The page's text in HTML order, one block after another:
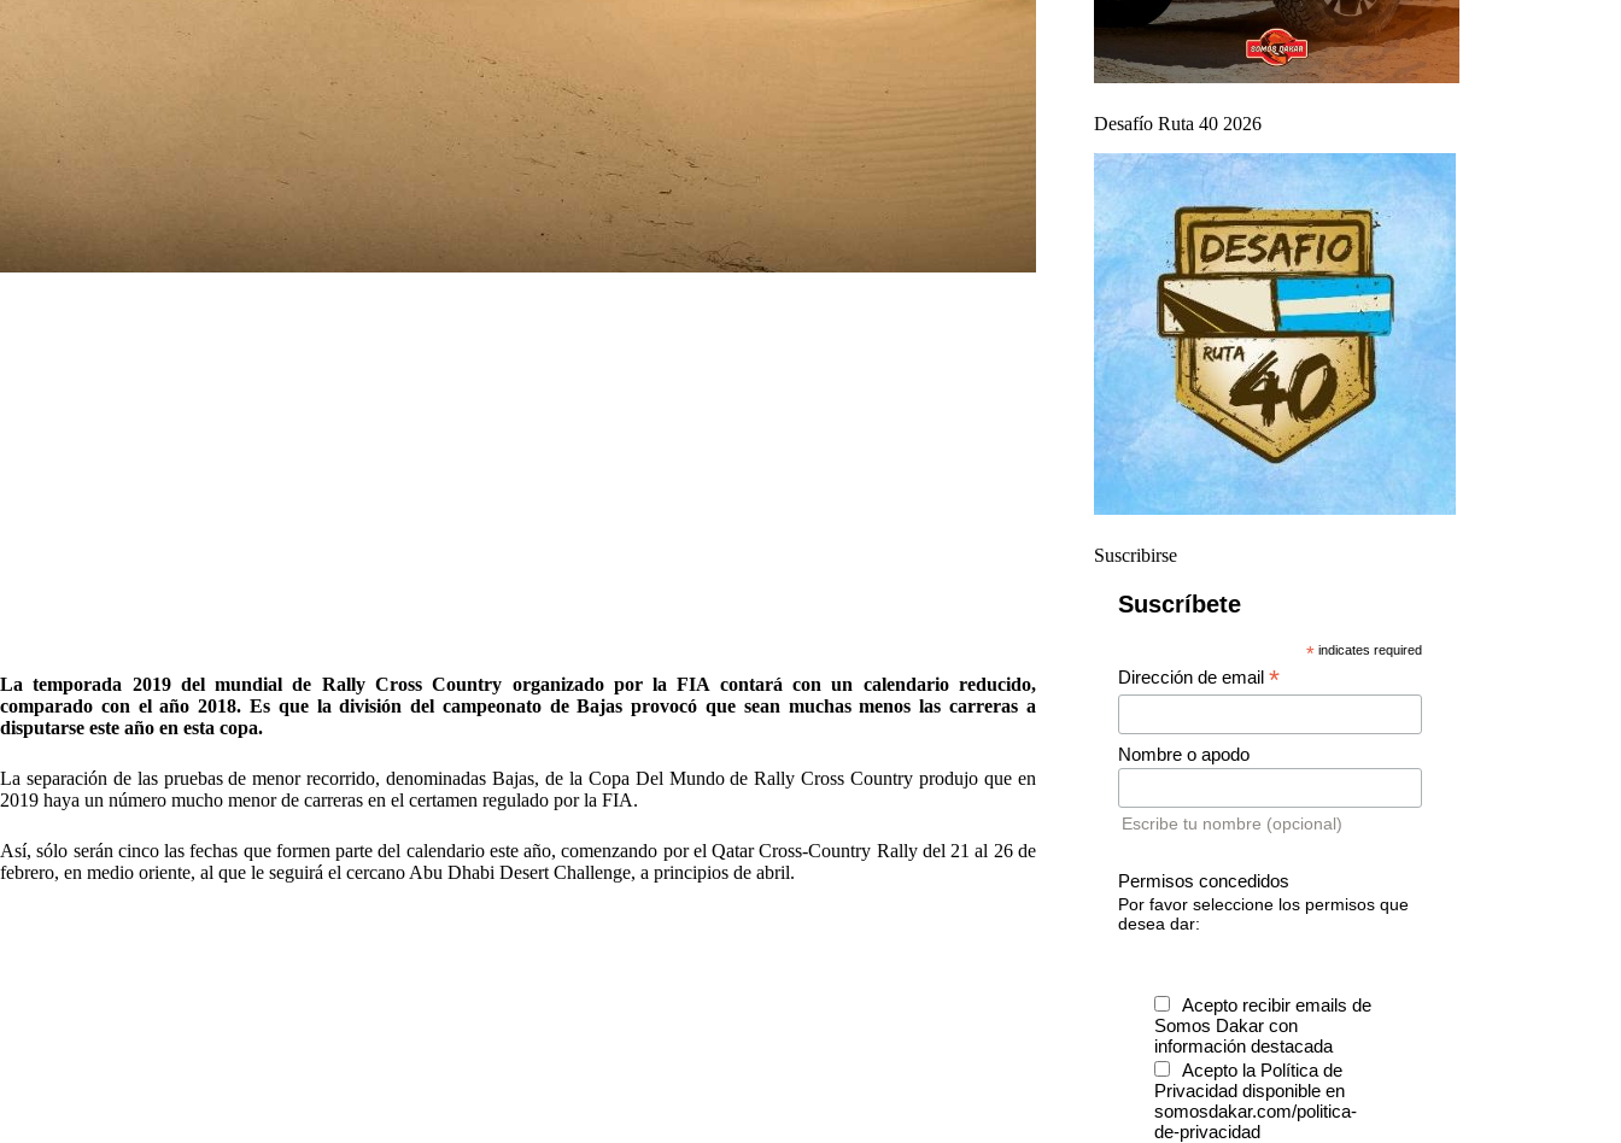
La temporada 2019 del mundial de Rally Cross Country organizado por la FIA contará con un calendario reducido,
comparado con el año 2018. Es que la división del campeonato de Bajas provocó que sean muchas menos las carreras a
disputarse este año en esta copa.
La separación de las pruebas de menor recorrido, denominadas Bajas, de la Copa Del Mundo de Rally Cross Country produjo que en
2019 haya un número mucho menor de carreras en el certamen regulado por la FIA.
Así, sólo serán cinco las fechas que formen parte del calendario este año, comenzando por el Qatar Cross-Country Rally del 21 al 26 de
febrero, en medio oriente, al que le seguirá el cercano Abu Dhabi Desert Challenge, a principios de abril.
Desafío Ruta 40 2026
Suscribirse
Suscríbete
* indicates required
Dirección de email*
Nombre o apodo
Escribe tu nombre (opcional)
Permisos concedidos
Por favor seleccione los permisos que
desea dar:
Acepto recibir emails de
Somos Dakar con
información destacada
Acepto la Política de
Privacidad disponible en
somosdakar.com/politica-
de-privacidad